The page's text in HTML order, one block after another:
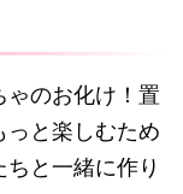
のお化け！置
と楽しむため
と一緒に作り